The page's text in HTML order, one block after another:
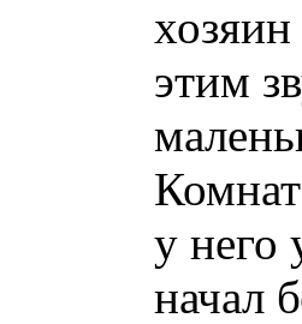
этим
у него
начал